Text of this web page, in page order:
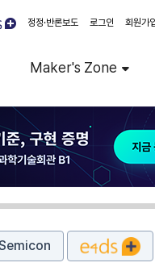
정정·반론보도 로그인 회원가
Maker's Zone